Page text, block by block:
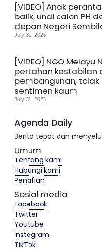
[VIDEO] Anak
balik, undi calon PH
depan Negeri
July 31, 2026
[VIDEO] NGO Melayu
pertahan kestabilan
pembangunan,
sentimen kaum
July 31, 2026
Agenda Daily
Berita tepat dan
Umum
Tentang kami
Hubungi kami
Penafian
Sosial media
Facebook
Twitter
Youtube
Instagram
TikTok